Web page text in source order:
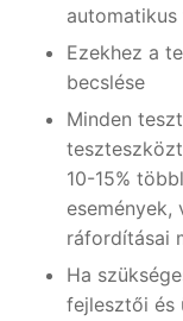
Ezekhez a
becslése
Minden
10-15%
események,
ráfordításai
Ha
fejlesztői és